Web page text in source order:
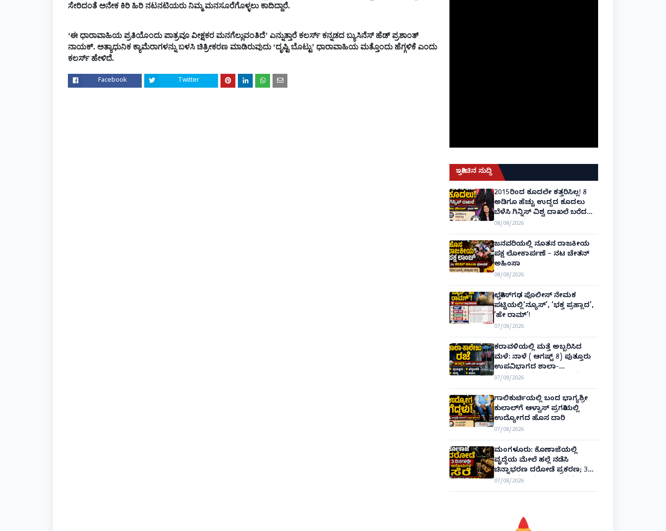
ಸೇರಿದಂತೆ ಅನೇಕ ಕಿರಿ ಹಿರಿ ನಟನಟಿಯರು ನಿಮ್ಮ ಮನಸೂರೆಗೊಳ್ಳಲು ಕಾದಿದ್ದಾರೆ.
‘ಈ ಧಾರಾವಾಹಿಯ ಪ್ರತಿಯೊಂದು ಪಾತ್ರವೂ ವೀಕ್ಷಕರ ಮನಗೆಲ್ಲುವಂತಿದೆ’ ಎನ್ನುತ್ತಾರೆ ಕಲರ್ಸ್ ಕನ್ನಡದ ಬ್ಯುಸಿನೆಸ್ ಹೆಡ್ ಪ್ರಶಾಂತ್
ನಾಯಕ್. ಅತ್ಯಾಧುನಿಕ ಕ್ಯಾಮೆರಾಗಳನ್ನು ಬಳಸಿ ಚಿತ್ರೀಕರಣ ಮಾಡಿರುವುದು ‘ದೃಷ್ಟಿ ಬೊಟ್ಟು’ ಧಾರಾವಾಹಿಯ ಮತ್ತೊಂದು ಹೆಗ್ಗಳಿಕೆ ಎಂದು
ಕಲರ್ಸ್ ಹೇಳಿದೆ.
Facebook Twitter
ಇತ್ತೀಚಿನ ಸುದ್ದಿ
2015ರಿಂದ ಕೂದಲೇ ಕತ್ತರಿಸಿಲ್ಲ! 8
ಅಡಿಗೂ ಹೆಚ್ಚು ಉದ್ದದ ಕೂದಲು
ಬೆಳೆಸಿ ಗಿನ್ನಿಸ್ ವಿಶ್ವ ದಾಖಲೆ ಬರೆದ
ಭಾರತದ ರೇಣು ಧರಿಯಾಲ್!
08/08/2026
ಜನವರಿಯಲ್ಲಿ ನೂತನ ರಾಜಕೀಯ
ಪಕ್ಷ ಲೋಕಾರ್ಪಣೆ – ನಟ ಚೇತನ್
ಅಹಿಂಸಾ
08/08/2026
ಛತ್ತೀಸ್‌ಗಢ ಪೊಲೀಸ್ ನೇಮಕ
ಪಟ್ಟಿಯಲ್ಲಿ‘ನ್ಯೂಸ್’, ‘ಭಕ್ತ ಪ್ರಹ್ಲಾದ’,
‘ಹೇ ರಾಮ್’!
07/08/2026
ಕರಾವಳಿಯಲ್ಲಿ ಮತ್ತೆ ಅಬ್ಬರಿಸಿದ
ಮಳೆ: ನಾಳೆ ( ಆಗಷ್ಟ್ 8) ಪುತ್ತೂರು
ಉಪವಿಭಾಗದ ಶಾಲಾ-
ಕಾಲೇಜುಗಳಿಗೆ ರಜೆ ಘೋಷಣೆ!
07/08/2026
ಗಾಲಿಕುರ್ಚಿಯಲ್ಲಿ ಬಂದ ಭಾಗ್ಯಶ್ರೀ
ಕುಲಾಲ್‌ಗೆ ಆಳ್ವಾಸ್ ಪ್ರಗತಿಯಲ್ಲಿ
ಉದ್ಯೋಗದ ಹೊಸ ದಾರಿ
07/08/2026
ಮಂಗಳೂರು: ಕೊಣಾಜೆಯಲ್ಲಿ
ವೃದ್ಧೆಯ ಮೇಲೆ ಹಲ್ಲೆ ನಡೆಸಿ
ಚಿನ್ನಾಭರಣ ದರೋಡೆ ಪ್ರಕರಣ; 3
ದಿನಗಳಲ್ಲೇ ಆರೋಪಿಗಳ ಸೆರೆ!
07/08/2026